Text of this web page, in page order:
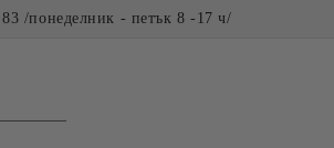
/понеделник - петък 8 -17 ч/